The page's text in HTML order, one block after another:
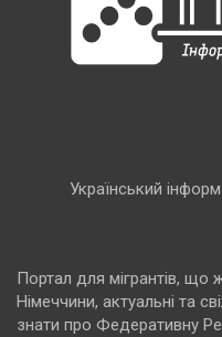
Український
Портал для мігрантів, що
Німеччини, актуальні та
знати про Федеративну